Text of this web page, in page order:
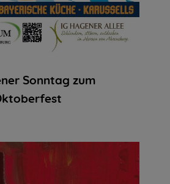
Sonntag zum